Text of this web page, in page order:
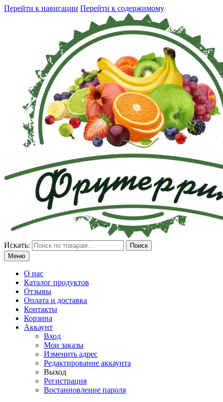
Перейти к навигации Перейти к содержимому
Искать:
Поиск
Меню
О нас
Каталог продуктов
Отзывы
Оплата и доставка
Контакты
Корзина
Аккаунт
Вход
Мои заказы
Изменить адрес
Редактирование аккаунта
Выход
Регистрация
Востанновление пароля